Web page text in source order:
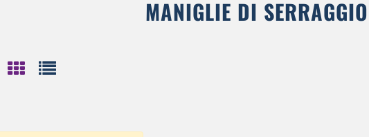
MANIGLIE DI SERRAGGIO